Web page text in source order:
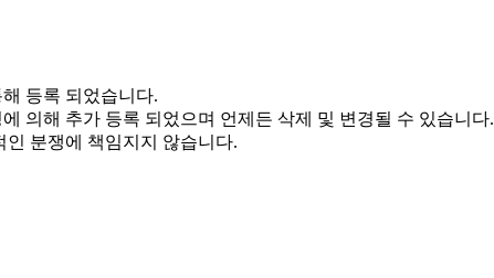
등록 되었습니다.
의해 추가 등록 되었으며 언제든 삭제 및 변경될 수 있습니다.
분쟁에 책임지지 않습니다.